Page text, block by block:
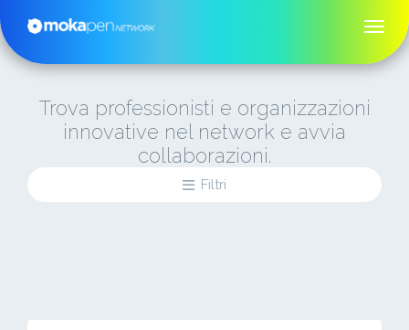
Trova professionisti e organizzazioni
innovative nel network e avvia
collaborazioni.
Filtri